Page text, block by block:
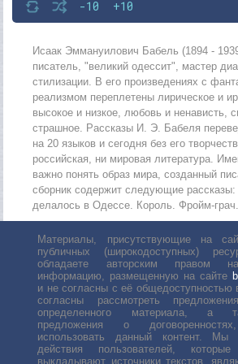
-10 +10
Исаак Эммануилович Бабель (1894 -
писатель, "великий одессит", мастер
стилизации. В его произведениях с
реализмом переплетены лирическое и
высокое и низкое, любовь и ненависть,
страшное. Рассказы И. Э. Бабеля
на 20 языков и сегодня без его
российская, ни мировая литература.
важно понять образ мира, созданный
сборник содержит следующие рассказы:
делалось в Одессе. Король. Фройм-грач.
Материалы, присутствующие на
публичных (широкодоступных)
обладаете авторским правом
информацию, размещенную на сайте
и не согласны с её
согласны рассмотреть
определенного материала, а
предложения о
использовать данный контент. Мы
действия пользователей, которые
выкладывают источники текстов,